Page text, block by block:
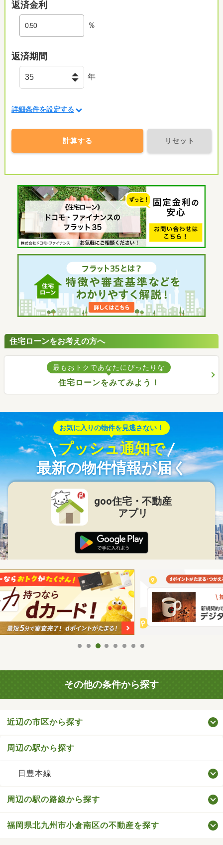
返済金利
％
返済期間
年
詳細条件を設定する
計算する リセット
住宅ローンをお考えの方へ
最もおトクであなたにぴったりな
住宅ローンをみてみよう！
お気に入りの物件を見逃さない！
プッシュ通知で
最新の物件情報が届く
goo住宅・不動産
アプリ
その他の条件から探す
近辺の市区から探す
周辺の駅から探す
日豊本線
周辺の駅の路線から探す
福岡県北九州市小倉南区の不動産を探す